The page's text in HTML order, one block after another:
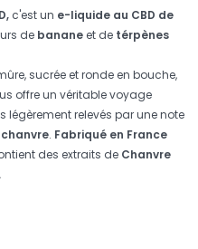
c'est un e-liquide au CBD de
de banane et de térpènes
sucrée et ronde en bouche,
offre un véritable voyage
légèrement relevés par une note
. Fabriqué en France
des extraits de Chanvre